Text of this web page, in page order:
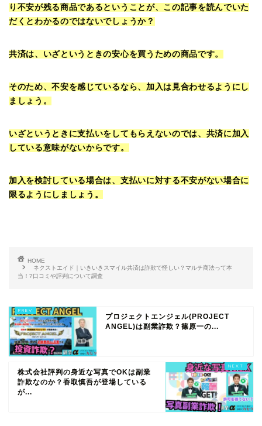
り不安が残る商品であるということが、この記事を読んでいた
だくとわかるのではないでしょうか？
共済は、いざというときの安心を買うための商品です。
そのため、不安を感じているなら、加入は見合わせるようにし
ましょう。
いざというときに支払いをしてもらえないのでは、共済に加入
している意味がないからです。
加入を検討している場合は、支払いに対する不安がない場合に
限るようにしましょう。
HOME
ネクストエイド｜いきいきスマイル共済は詐欺で怪しい？マルチ商法って本
当！?口コミや評判について調査
プロジェクトエンジェル(PROJECT
ANGEL)は副業詐欺？篠原一の...
株式会社評判の身近な写真でOKは副業
詐欺なのか？香取慎吾が登場している
が...